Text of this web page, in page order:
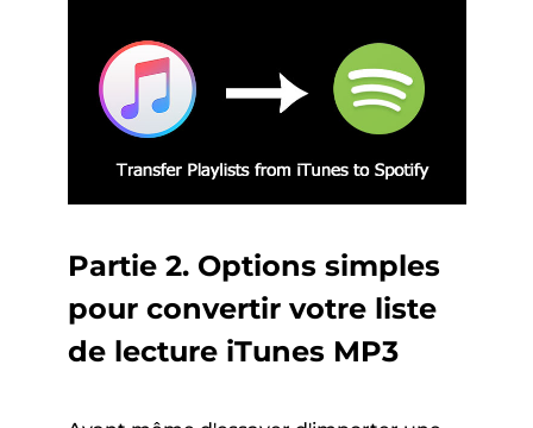
Partie 2. Options simples
pour convertir votre liste
de lecture iTunes MP3